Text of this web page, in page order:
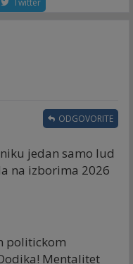
Twitter
jedan samo lud
na izborima 2026
ODGOVORITE
politickom
Mentalitet